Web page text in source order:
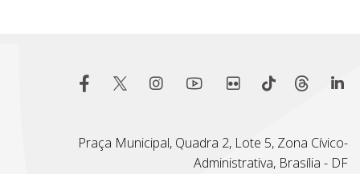
Praça Municipal, Quadra 2, Lote 5, Zona Cívico-
Administrativa, Brasília - DF